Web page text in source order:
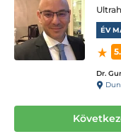
ÉV
Dr.